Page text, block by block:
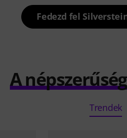
Fedezd fel
A
Trendek